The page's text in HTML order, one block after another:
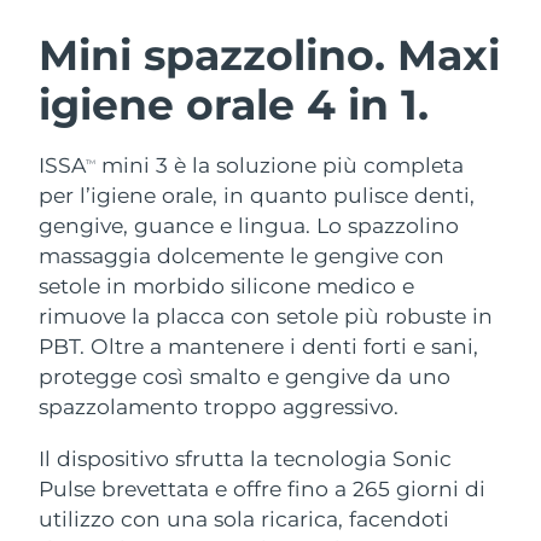
Mini spazzolino. Maxi
igiene orale 4 in 1.
ISSATM
mini 3 è la soluzione più completa
per l’igiene orale, in quanto pulisce denti,
gengive, guance e lingua. Lo spazzolino
massaggia dolcemente le gengive con
setole in morbido silicone medico e
rimuove la placca con setole più robuste in
PBT. Oltre a mantenere i denti forti e sani,
protegge così smalto e gengive da uno
spazzolamento troppo aggressivo.
Il dispositivo sfrutta la tecnologia Sonic
Pulse brevettata e offre fino a 265 giorni di
utilizzo con una sola ricarica, facendoti
LUNA™ 4 pacchetto
Anti-aging massage
LUNA™ 4 Plus
Massage, LED heating
For men, anti-aging massage
BEAR™ 2 pacchetto
Microcurrent toning
BEAR™ 2 go
Microcurrent toning on-the-go
Microcurrent line smoothing device
Idratazione
UFO™ 3 pacchetto
Deep facial hydration
UFO™ 3 LED
Near-infrared and red light therapy
device
Igiene orale
issa™ 4
Hybrid silicone sonic toothbrush
issa™ 4 plus
Smart hybrid silicone sonic toothbrush
TRATTAMENTI ANTI-AGE FAQ™
Anti-age Trattamenti LED
NEW
Austria Consegna stimata 8/12/26
Bahrein Consegna stimata
Belgio
Bermuda Consegna stimata8/18/26
Bosnia ed
Erzegovina
Consegna stimata
Brunei Consegna stimata8/17/26
Bulgaria Consegna stimata
Canada Consegna stimata8/16/26
Cile Consegna stimata8/16/26